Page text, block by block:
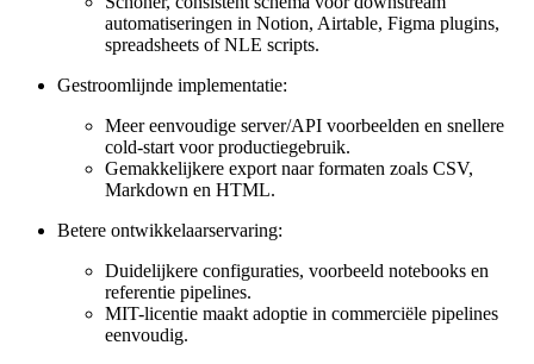
automatiseringen in Notion, Airtable, Figma plugins,
spreadsheets of NLE scripts.
Gestroomlijnde implementatie:
Meer eenvoudige server/API voorbeelden en snellere
cold-start voor productiegebruik.
Gemakkelijkere export naar formaten zoals CSV,
Markdown en HTML.
Betere ontwikkelaarservaring:
Duidelijkere configuraties, voorbeeld notebooks en
referentie pipelines.
MIT-licentie maakt adoptie in commerciële pipelines
eenvoudig.